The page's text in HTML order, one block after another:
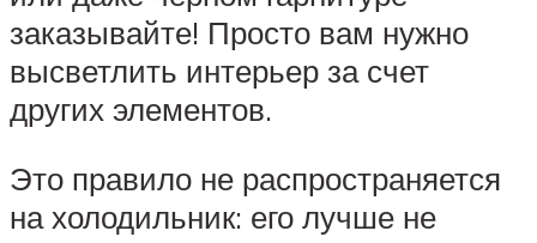
заказывайте! Просто вам нужно
высветлить интерьер за счет
других элементов.
Это правило не распространяется
на холодильник: его лучше не